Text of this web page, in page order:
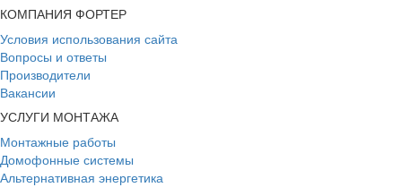
КОМПАНИЯ ФОРТЕР
Условия использования сайта
Вопросы и ответы
Производители
Вакансии
УСЛУГИ МОНТАЖА
Монтажные работы
Домофонные системы
Альтернативная энергетика